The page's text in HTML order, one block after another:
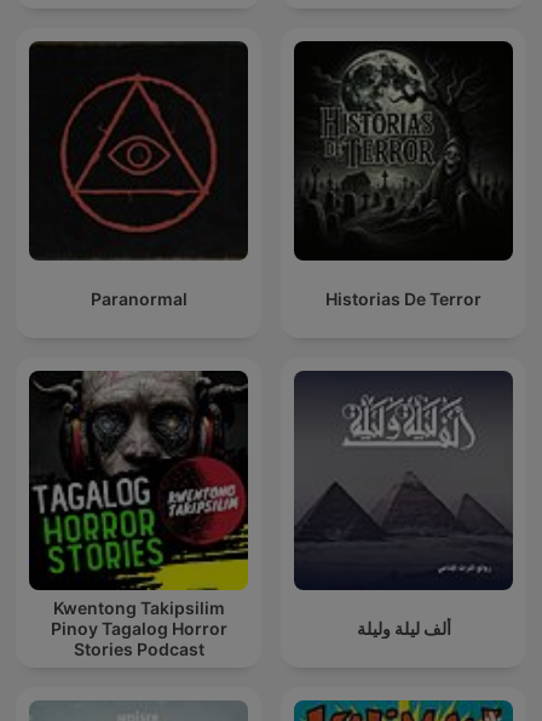
Paranormal Historias De Terror
Kwentong Takipsilim
Pinoy Tagalog Horror
Stories Podcast
ألف ليلة وليلة